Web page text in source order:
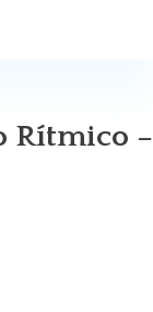
Rítmico –